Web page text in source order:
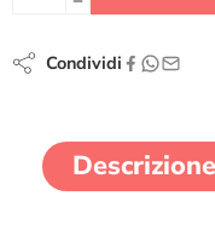
Condividi
Descrizione